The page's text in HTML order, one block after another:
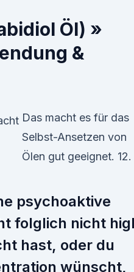
Öl) »
&
Das macht es für das
Selbst-Ansetzen von
Ölen gut geeignet. 12.
psychoaktive
folglich nicht
hast, oder du
wünscht,